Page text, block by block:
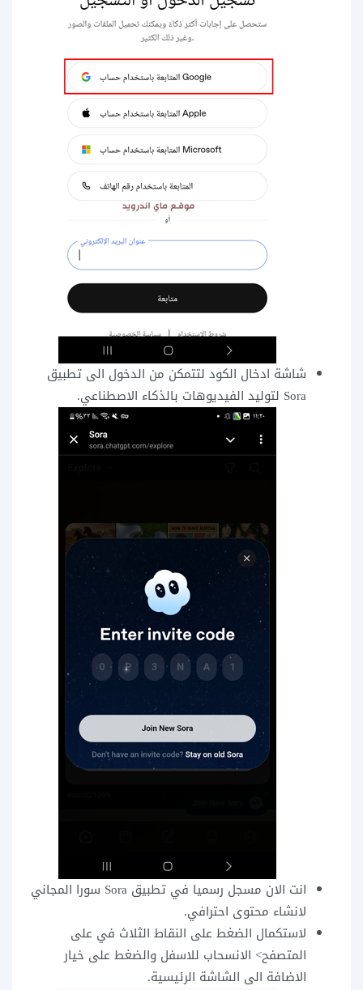
شاشة ادخال الكود لتتمكن من الدخول الى تطبيق
Sora لتوليد الفيديوهات بالذكاء الاصطناعي.
انت الان مسجل رسميا في تطبيق Sora سورا المجاني
لانشاء محتوى احترافي.
لاستكمال الضغط على النقاط الثلاث في على
المتصفح> الانسحاب للاسفل والضغط على خيار
الاضافة الى الشاشة الرئيسية.